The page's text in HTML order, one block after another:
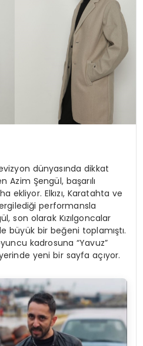
dünyasında dikkat
Azim Şengül, başarılı
ekliyor. Elkızı, Karatahta ve
performansla
son olarak Kızılgoncalar
büyük bir beğeni toplamıştı.
kadrosuna “Yavuz”
yeni bir sayfa açıyor.